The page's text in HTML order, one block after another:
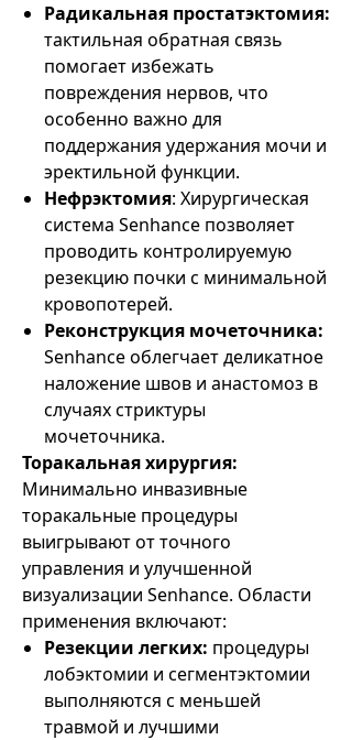
Радикальная простатэктомия:
тактильная обратная связь
помогает избежать
повреждения нервов, что
особенно важно для
поддержания удержания мочи и
эректильной функции.
Нефрэктомия: Хирургическая
система Senhance позволяет
проводить контролируемую
резекцию почки с минимальной
кровопотерей.
Реконструкция мочеточника:
Senhance облегчает деликатное
наложение швов и анастомоз в
случаях стриктуры
мочеточника.
Торакальная хирургия:
Минимально инвазивные
торакальные процедуры
выигрывают от точного
управления и улучшенной
визуализации Senhance. Области
применения включают:
Резекции легких: процедуры
лобэктомии и сегментэктомии
выполняются с меньшей
травмой и лучшими